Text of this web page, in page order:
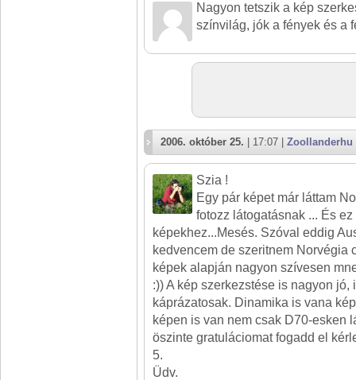
Nagyon tetszik a kép
színvilág, jók a fények és a
2006. október 25. | 17:07 | Zoollanderhu
Szia !
Egy pár képet már láttam
fotozz látogatásnak ... És
képekhez...Mesés. Szóval eddig
kedvencem de szeritnem Norvégia
képek alapján nagyon szívesen
:)) A kép szerkezstése is nagyon jó,
káprázatosak. Dinamika is vana
képen is van nem csak D70-esken
öszinte gratuláciomat fogadd el
5.
Üdv.